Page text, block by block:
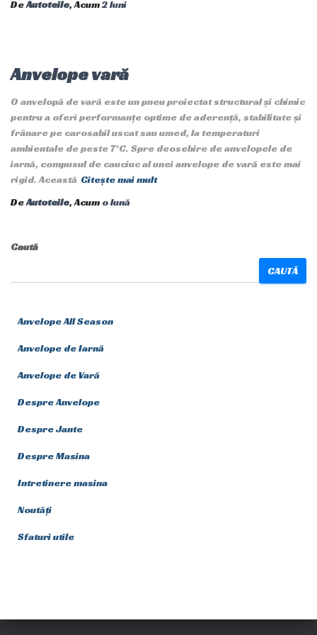
DeAutoteile, Acum2 luni
Anvelope vară
O anvelopă de vară este un pneu proiectat structural și chimic
pentru a oferi performanțe optime de aderență, stabilitate și
frânare pe carosabil uscat sau umed, la temperaturi
ambientale de peste 7°C. Spre deosebire de anvelopele de
iarnă, compusul de cauciuc al unei anvelope de vară este mai
rigid. Această Citește mai mult
DeAutoteile, Acum o lună
Caută
CAUTĂ
Anvelope All Season
Anvelope de Iarnă
Anvelope de Vară
Despre Anvelope
Despre Jante
Despre Masina
Intretinere masina
Noutăți
Sfaturi utile